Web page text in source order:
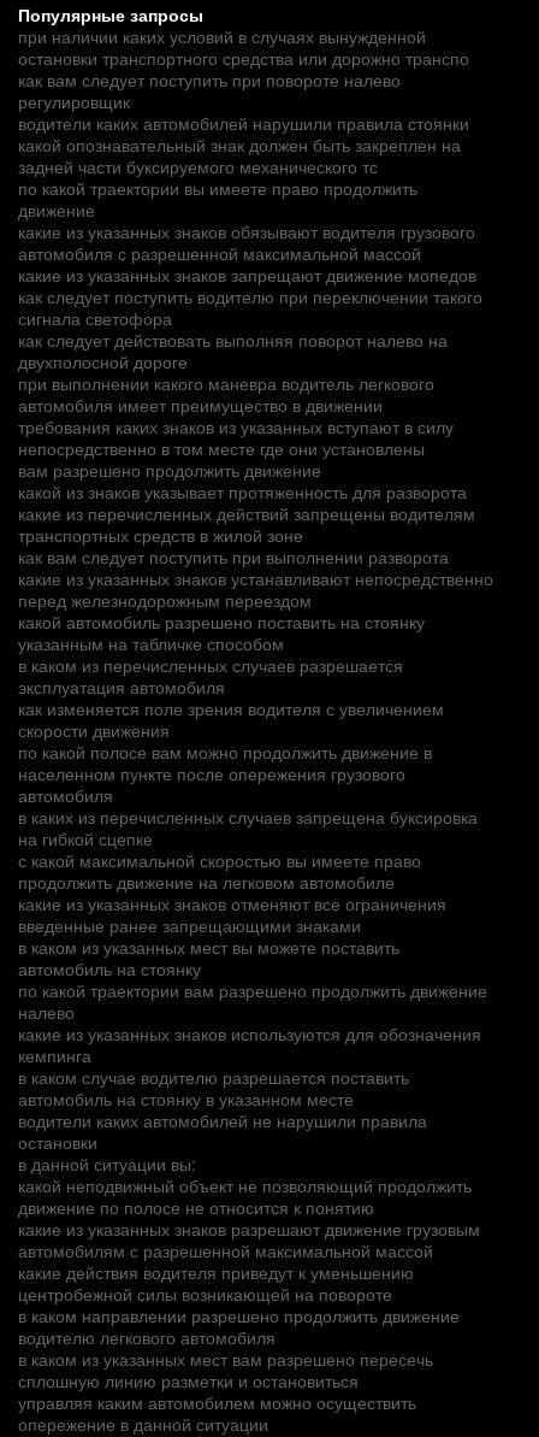
Популярные запросы
при наличии каких условий в случаях вынужденной
остановки транспортного средства или дорожно транспо
как вам следует поступить при повороте налево
регулировщик
водители каких автомобилей нарушили правила стоянки
какой опознавательный знак должен быть закреплен на
задней части буксируемого механического тс
по какой траектории вы имеете право продолжить
движение
какие из указанных знаков обязывают водителя грузового
автомобиля с разрешенной максимальной массой
какие из указанных знаков запрещают движение мопедов
как следует поступить водителю при переключении такого
сигнала светофора
как следует действовать выполняя поворот налево на
двухполосной дороге
при выполнении какого маневра водитель легкового
автомобиля имеет преимущество в движении
требования каких знаков из указанных вступают в силу
непосредственно в том месте где они установлены
вам разрешено продолжить движение
какой из знаков указывает протяженность для разворота
какие из перечисленных действий запрещены водителям
транспортных средств в жилой зоне
как вам следует поступить при выполнении разворота
какие из указанных знаков устанавливают непосредственно
перед железнодорожным переездом
какой автомобиль разрешено поставить на стоянку
указанным на табличке способом
в каком из перечисленных случаев разрешается
эксплуатация автомобиля
как изменяется поле зрения водителя с увеличением
скорости движения
по какой полосе вам можно продолжить движение в
населенном пункте после опережения грузового
автомобиля
в каких из перечисленных случаев запрещена буксировка
на гибкой сцепке
с какой максимальной скоростью вы имеете право
продолжить движение на легковом автомобиле
какие из указанных знаков отменяют все ограничения
введенные ранее запрещающими знаками
в каком из указанных мест вы можете поставить
автомобиль на стоянку
по какой траектории вам разрешено продолжить движение
налево
какие из указанных знаков используются для обозначения
кемпинга
в каком случае водителю разрешается поставить
автомобиль на стоянку в указанном месте
водители каких автомобилей не нарушили правила
остановки
в данной ситуации вы:
какой неподвижный объект не позволяющий продолжить
движение по полосе не относится к понятию
какие из указанных знаков разрешают движение грузовым
автомобилям с разрешенной максимальной массой
какие действия водителя приведут к уменьшению
центробежной силы возникающей на повороте
в каком направлении разрешено продолжить движение
водителю легкового автомобиля
в каком из указанных мест вам разрешено пересечь
сплошную линию разметки и остановиться
управляя каким автомобилем можно осуществить
опережение в данной ситуации